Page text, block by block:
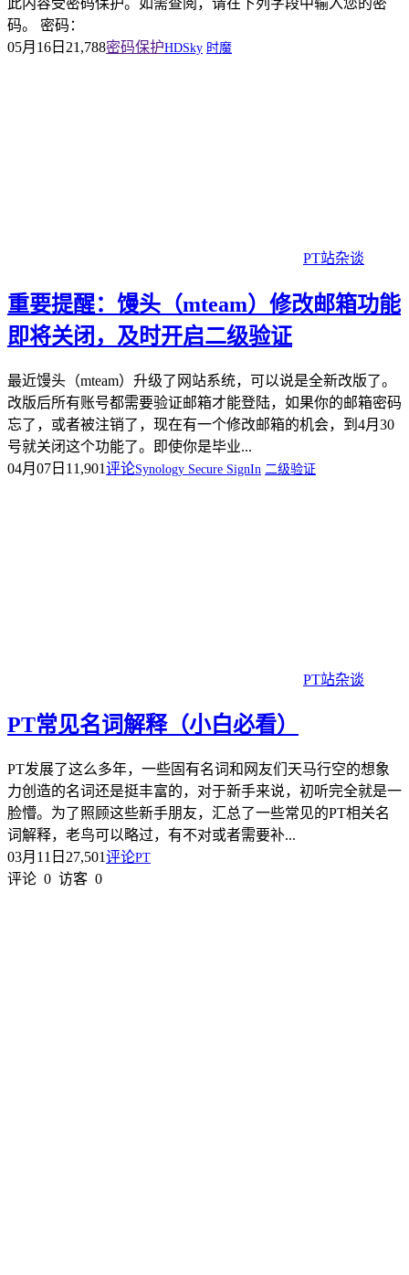
码。 密码：
05月16日 21,788密码保护HDSky 时魔
PT站杂谈
重要提醒：馒头（mteam）修改邮箱功能
即将关闭，及时开启二级验证
最近馒头（mteam）升级了网站系统，可以说是全新改版了。
改版后所有账号都需要验证邮箱才能登陆，如果你的邮箱密码
忘了，或者被注销了，现在有一个修改邮箱的机会，到4月30
号就关闭这个功能了。即使你是毕业...
04月07日 11,901评论Synology Secure SignIn 二级验证
PT站杂谈
PT常见名词解释（小白必看）
PT发展了这么多年，一些固有名词和网友们天马行空的想象
力创造的名词还是挺丰富的，对于新手来说，初听完全就是一
脸懵。为了照顾这些新手朋友，汇总了一些常见的PT相关名
词解释，老鸟可以略过，有不对或者需要补...
03月11日 27,501评论PT
评论 0 访客 0